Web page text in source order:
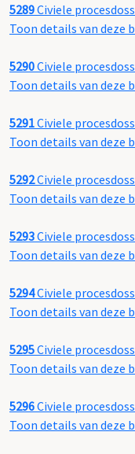
5289Civiele
Toon details van deze
5290Civiele
Toon details van deze
5291Civiele
Toon details van deze
5292Civiele
Toon details van deze
5293Civiele
Toon details van deze
5294Civiele
Toon details van deze
5295Civiele
Toon details van deze
5296Civiele
Toon details van deze